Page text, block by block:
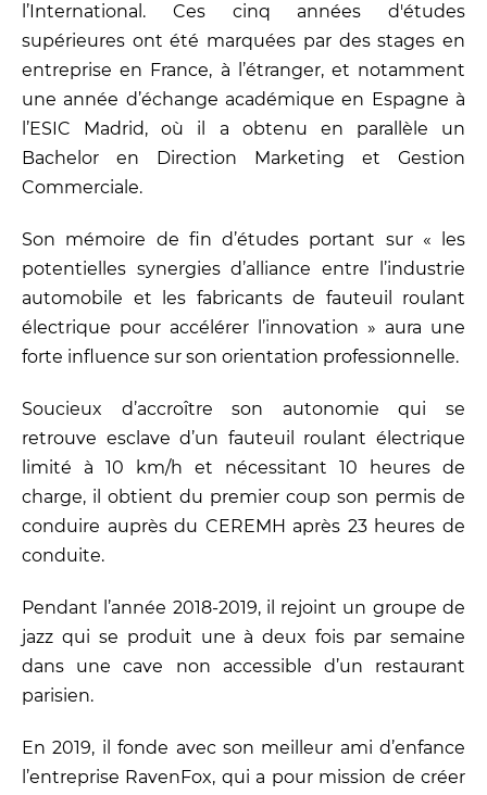
l’International. Ces cinq années d'études
supérieures ont été marquées par des stages en
entreprise en France, à l’étranger, et notamment
une année d’échange académique en Espagne à
l’ESIC Madrid, où il a obtenu en parallèle un
Bachelor en Direction Marketing et Gestion
Commerciale.
Son mémoire de fin d’études portant sur « les
potentielles synergies d’alliance entre l’industrie
automobile et les fabricants de fauteuil roulant
électrique pour accélérer l’innovation » aura une
forte influence sur son orientation professionnelle.
Soucieux d’accroître son autonomie qui se
retrouve esclave d’un fauteuil roulant électrique
limité à 10 km/h et nécessitant 10 heures de
charge, il obtient du premier coup son permis de
conduire auprès du CEREMH après 23 heures de
conduite.
Pendant l’année 2018-2019, il rejoint un groupe de
jazz qui se produit une à deux fois par semaine
dans une cave non accessible d’un restaurant
parisien.
En 2019, il fonde avec son meilleur ami d’enfance
l’entreprise RavenFox, qui a pour mission de créer